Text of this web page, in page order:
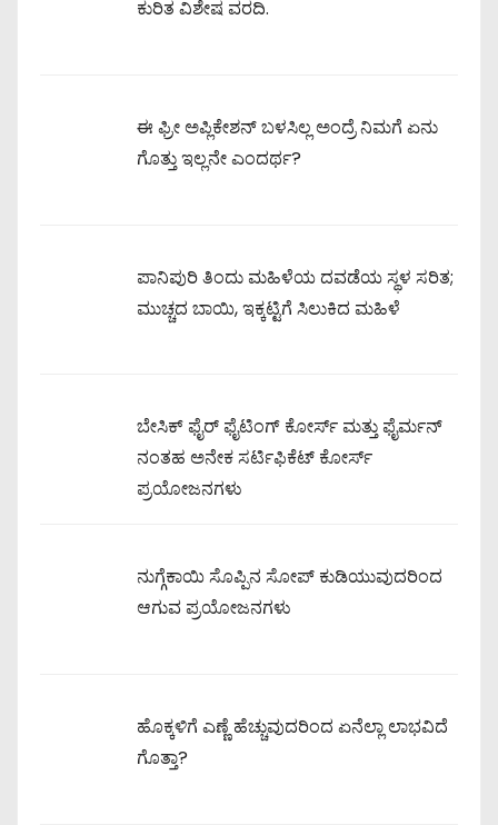
ಕುರಿತ ವಿಶೇಷ ವರದಿ.
ಈ ಫ್ರೀ ಅಪ್ಲಿಕೇಶನ್ ಬಳಸಿಲ್ಲ ಅಂದ್ರೆ ನಿಮಗೆ ಏನು
ಗೊತ್ತು ಇಲ್ಲನೇ ಎಂದರ್ಥ?
ಪಾನಿಪುರಿ ತಿಂದು ಮಹಿಳೆಯ ದವಡೆಯ ಸ್ಥಳ ಸರಿತ;
ಮುಚ್ಚದ ಬಾಯಿ, ಇಕ್ಕಟ್ಟಿಗೆ ಸಿಲುಕಿದ ಮಹಿಳೆ
ಬೇಸಿಕ್ ಫೈರ್ ಫೈಟಿಂಗ್ ಕೋರ್ಸ್ ಮತ್ತು ಫೈರ್ಮನ್
ನಂತಹ ಅನೇಕ ಸರ್ಟಿಫಿಕೆಟ್ ಕೋರ್ಸ್
ಪ್ರಯೋಜನಗಳು
ನುಗ್ಗೆಕಾಯಿ ಸೊಪ್ಪಿನ ಸೋಪ್ ಕುಡಿಯುವುದರಿಂದ
ಆಗುವ ಪ್ರಯೋಜನಗಳು
ಹೊಕ್ಕಳಿಗೆ ಎಣ್ಣೆ ಹೆಚ್ಚುವುದರಿಂದ ಏನೆಲ್ಲಾ ಲಾಭವಿದೆ
ಗೊತ್ತಾ?